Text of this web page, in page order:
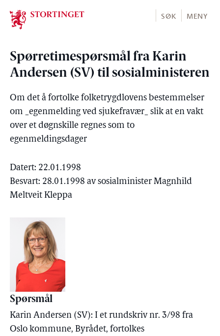
Stortinget.no
SØK MENY
Spørretimespørsmål fra Karin
Andersen (SV) til sosialministeren
Om det å fortolke folketrygdlovens bestemmelser
om _egenmelding ved sjukefravær_ slik at en vakt
over et døgnskille regnes som to
egenmeldingsdager
Datert: 22.01.1998
Besvart: 28.01.1998 av sosialminister Magnhild
Meltveit Kleppa
Spørsmål
Karin Andersen (SV): I et rundskriv nr. 3/98 fra
Oslo kommune, Byrådet, fortolkes